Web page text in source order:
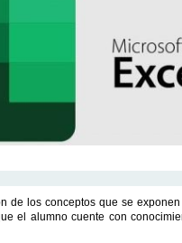
de los conceptos que se
el alumno cuente con